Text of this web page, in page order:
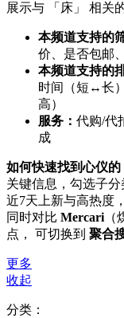
展示与 「床」 相关
本频道支持的
价、是否包邮
本频道支持的
时间（短↔长
高）
服务： 代购/代
成
如何快速找到心仪的
关键信息，勾选子
近7天上新与高热度
同时对比 Mercari
点， 可切换到 聚合
更多
收起
分类：